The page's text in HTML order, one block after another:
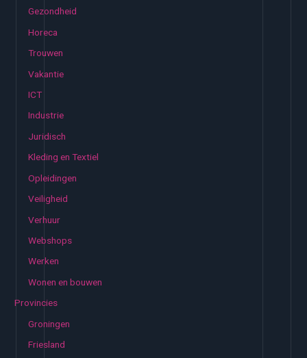
Gezondheid
Horeca
Trouwen
Vakantie
ICT
Industrie
Juridisch
Kleding en Textiel
Opleidingen
Veiligheid
Verhuur
Webshops
Werken
Wonen en bouwen
Provincies
Groningen
Friesland